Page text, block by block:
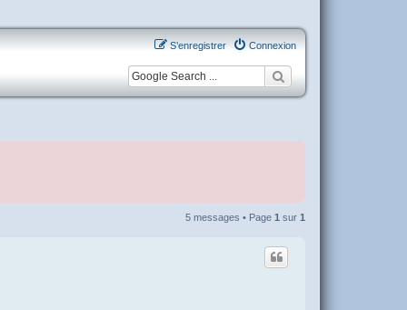
Connexion
S’enregistrer
5 messages • Page 1 sur 1